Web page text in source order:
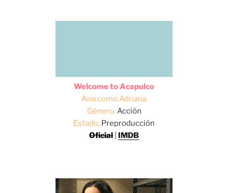
Welcome to Acapulco
Ana como Adriana
Género:Acción
Estado: Preproducción
Oficial
IMDB